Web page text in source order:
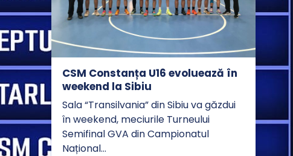
CSM Constanța U16 evoluează în
weekend la Sibiu
Sala “Transilvania” din Sibiu va găzdui
în weekend, meciurile Turneului
Semifinal GVA din Campionatul
Național…